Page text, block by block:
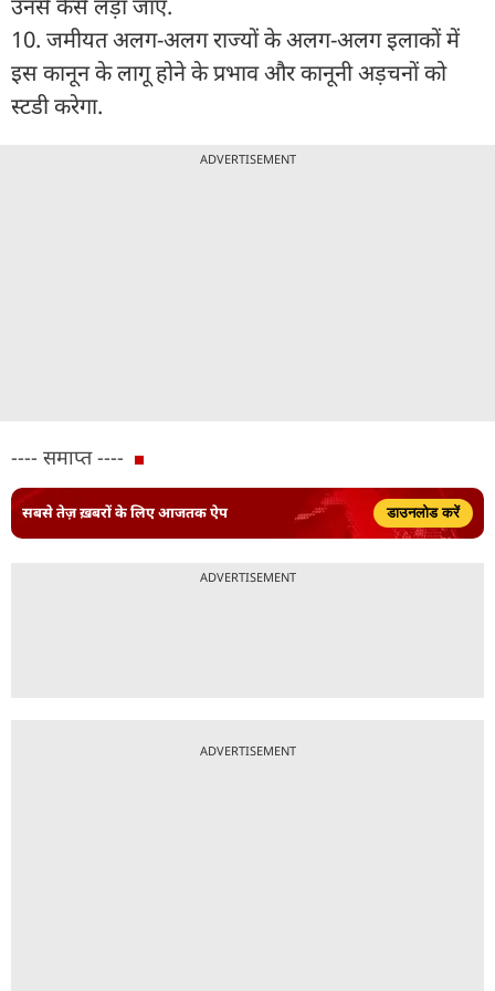
10. जमीयत अलग-अलग राज्यों के अलग-अलग इलाकों में
इस कानून के लागू होने के प्रभाव और कानूनी अड़चनों को
स्टडी करेगा.
ADVERTISEMENT
---- समाप्त ----
सबसे तेज़ ख़बरों के लिए आजतक ऐप डाउनलोड करें
ADVERTISEMENT
ADVERTISEMENT